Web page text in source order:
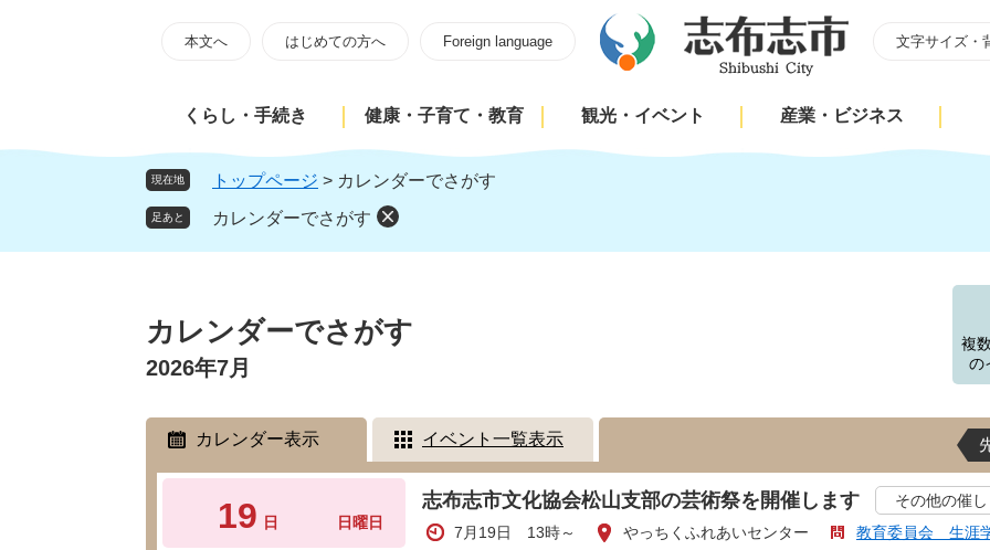
頭
飛
本
本文へ はじめての方へ Foreign language 文字サイズ・
くらし・手続き 健康・子育て・教育 観光・イベント 産業・ビジネス
現在地 トップページ > カレンダーでさがす
足あと カレンダーでさがす
文
カレンダーでさがす
複
の
2026年7月
カレンダー表示 イベント一覧表示
19 日 日曜日
志布志市文化協会松山支部の芸術祭を開催します
その他の催し
7月19日 13時～
やっちくふれあいセンター 教育委員会 生涯